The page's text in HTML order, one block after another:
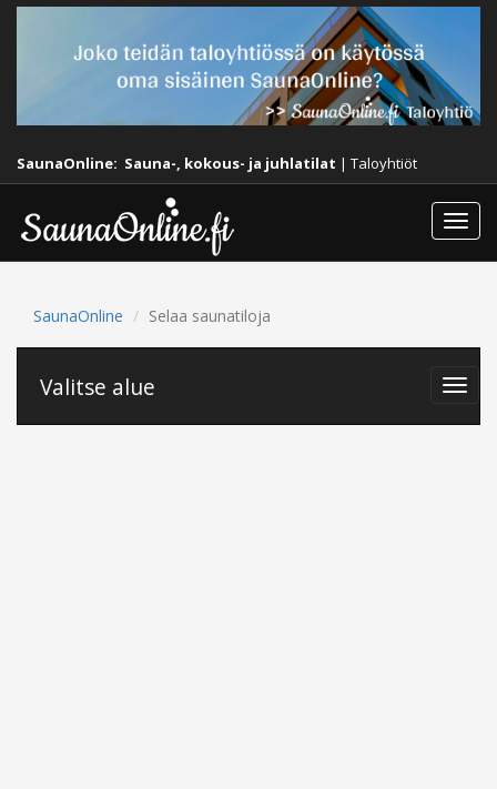
SaunaOnline: Sauna-, kokous- ja juhlatilat | Taloyhtiöt
SaunaOnline Selaa saunatiloja
Valitse alue